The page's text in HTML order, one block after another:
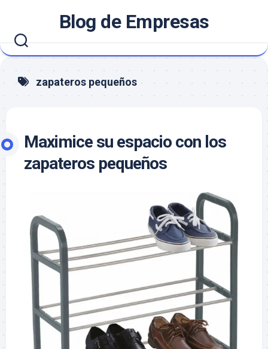
contenido
Blog de Empresas
zapateros pequeños
Maximice su espacio con los
zapateros pequeños